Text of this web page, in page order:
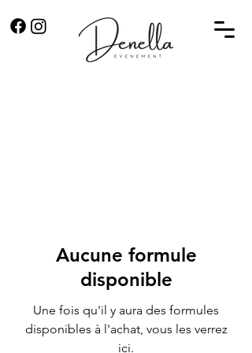
Aucune formule
disponible
Une fois qu'il y aura des formules
disponibles à l'achat, vous les verrez
ici.